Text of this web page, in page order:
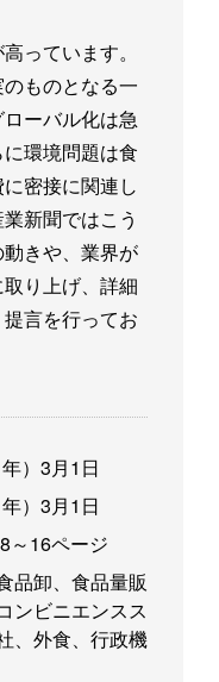
っています。
ものとなる一
ーバル化は急
環境問題は食
密接に関連し
新聞ではこう
きや、業界が
り上げ、詳細
言を行ってお
）3月1日
）3月1日
～16ページ
品卸、食品量販
ンビニエンスス
、外食、行政機